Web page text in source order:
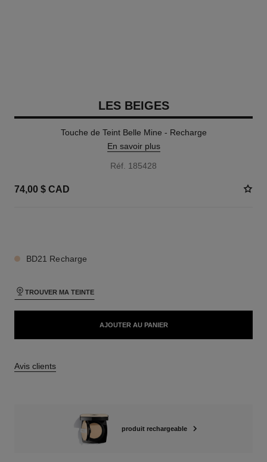
LES BEIGES
Touche de Teint Belle Mine - Recharge
En savoir plus
Réf. 185428
74,00 $ CAD
BD21 Recharge
TROUVER MA TEINTE
AJOUTER AU PANIER
Avis clients
produit rechargeable